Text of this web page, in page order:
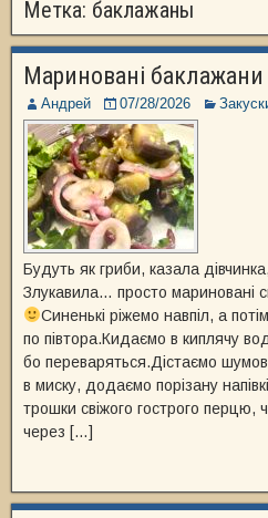
Метка: баклажаны
Мариновані баклажани
Андрей 07/28/2026
Будуть як гриби, казала
Злукавила… просто мариновані
Синенькі ріжемо навпіл, а
по півтора.Кидаємо в киплячу
бо переваряться.Дістаємо
в миску, додаємо порізану
трошки свіжого гострого перцю,
через […]